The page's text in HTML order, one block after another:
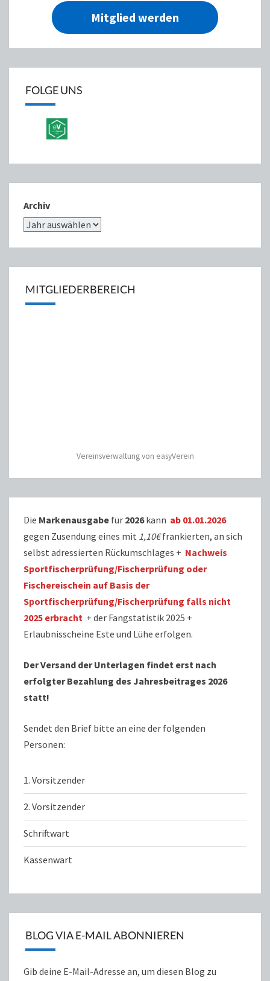
Mitglied werden
FOLGE UNS
Archiv
MITGLIEDERBEREICH
Vereinsverwaltung von easyVerein
Die Markenausgabe für 2026kann ab 01.01.2026
gegen Zusendung eines mit 1,10€frankierten, an sich
selbst adressierten Rückumschlages + Nachweis
Sportfischerprüfung/Fischerprüfung oder
Fischereischein auf Basis der
Sportfischerprüfung/Fischerprüfung falls nicht
2025 erbracht + der Fangstatistik 2025 +
Erlaubnisscheine Este und Lühe erfolgen.
Der Versand der Unterlagen findet erst nach
erfolgter Bezahlung des Jahresbeitrages 2026
statt!
Sendet den Brief bitte an eine der folgenden
Personen:
1. Vorsitzender
2. Vorsitzender
Schriftwart
Kassenwart
BLOG VIA E-MAIL ABONNIEREN
Gib deine E-Mail-Adresse an, um diesen Blog zu